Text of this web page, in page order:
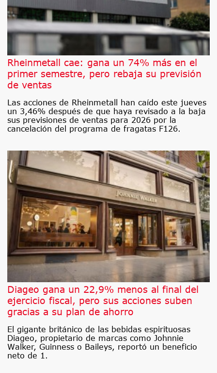
Rheinmetall cae: gana un 74% más en el
primer semestre, pero rebaja su previsión
de ventas
Las acciones de Rheinmetall han caído este jueves
un 3,46% después de que haya revisado a la baja
sus previsiones de ventas para 2026 por la
cancelación del programa de fragatas F126.
Diageo gana un 22,9% menos al final del
ejercicio fiscal, pero sus acciones suben
gracias a su plan de ahorro
El gigante británico de las bebidas espirituosas
Diageo, propietario de marcas como Johnnie
Walker, Guinness o Baileys, reportó un beneficio
neto de 1.